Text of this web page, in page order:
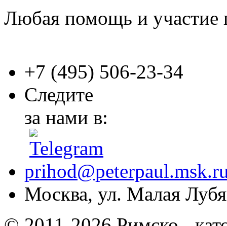
Любая помощь и участие
+7 (495) 506-23-34
Следите
за нами в:
Москва, ул. Малая